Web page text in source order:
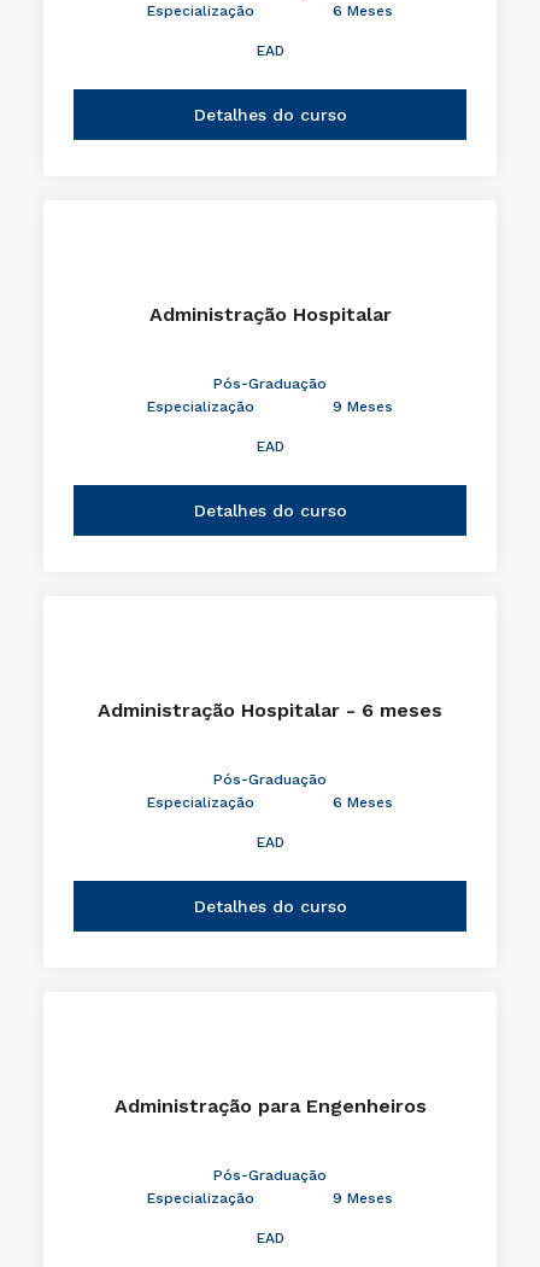
Especialização
6 Meses
EAD
Detalhes do curso
Administração Hospitalar
Pós-Graduação
Especialização
9 Meses
EAD
Detalhes do curso
Administração Hospitalar - 6 meses
Pós-Graduação
Especialização
6 Meses
EAD
Detalhes do curso
Administração para Engenheiros
Pós-Graduação
Especialização
9 Meses
EAD